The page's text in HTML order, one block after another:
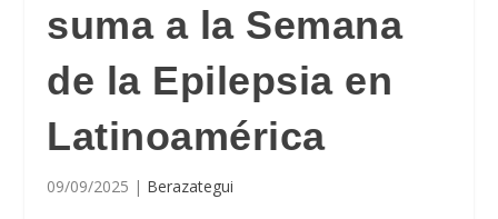
suma a la Semana
de la Epilepsia en
Latinoamérica
09/09/2025 | Berazategui